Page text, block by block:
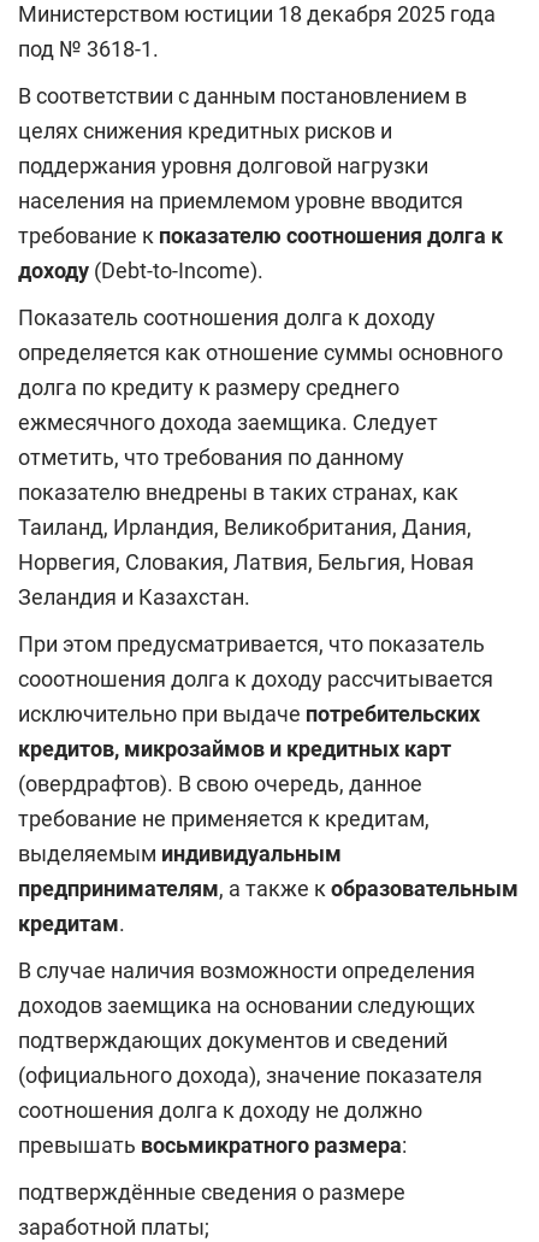
Министерством юстиции 18 декабря 2025 года
под № 3618-1.
В соответствии с данным постановлением в
целях снижения кредитных рисков и
поддержания уровня долговой нагрузки
населения на приемлемом уровне вводится
требование к показателю соотношения долга к
доходу (Debt-to-Income).
Показатель соотношения долга к доходу
определяется как отношение суммы основного
долга по кредиту к размеру среднего
ежмесячного дохода заемщика. Следует
отметить, что требования по данному
показателю внедрены в таких странах, как
Таиланд, Ирландия, Великобритания, Дания,
Норвегия, Словакия, Латвия, Бельгия, Новая
Зеландия и Казахстан.
При этом предусматривается, что показатель
сооотношения долга к доходу рассчитывается
исключительно при выдаче потребительских
кредитов, микрозаймов и кредитных карт
(овердрафтов). В свою очередь, данное
требование не применяется к кредитам,
выделяемым индивидуальным
предпринимателям, а также кобразовательным
кредитам.
В случае наличия возможности определения
доходов заемщика на основании следующих
подтверждающих документов и сведений
(официального дохода), значение показателя
соотношения долга к доходу не должно
превышать восьмикратного размера:
подтверждённые сведения о размере
заработной платы;